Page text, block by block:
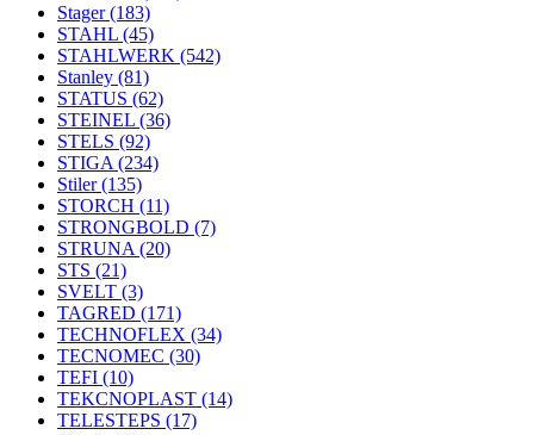
Stager(183)
STAHL (45)
STAHLWERK (542)
Stanley (81)
STATUS (62)
STEINEL (36)
STELS (92)
STIGA (234)
Stiler(135)
STORCH (11)
STRONGBOLD (7)
STRUNA (20)
STS (21)
SVELT (3)
TAGRED (171)
TECHNOFLEX (34)
TECNOMEC (30)
TEFI (10)
TEKCNOPLAST (14)
TELESTEPS (17)